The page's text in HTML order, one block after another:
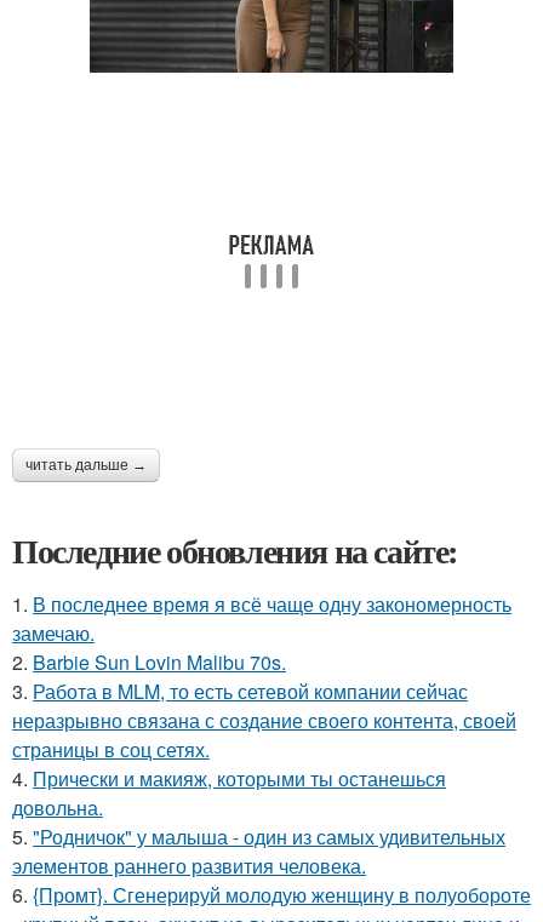
читать дальше →
Последние обновления на сайте:
1. В последнее время я всё чаще одну закономерность
замечаю.
2. Barbie Sun Lovin Malibu 70s.
3. Работа в MLM, то есть сетевой компании сейчас
неразрывно связана с создание своего контента, своей
страницы в соц сетях.
4. Прически и макияж, которыми ты останешься
довольна.
5. "Родничок" у малыша - один из самых удивительных
элементов раннего развития человека.
6. {Промт}. Сгенерируй молодую женщину в полуобороте